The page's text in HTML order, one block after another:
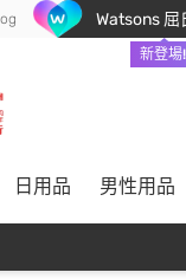
Watsons 屈
新登場
日用品 男性用品